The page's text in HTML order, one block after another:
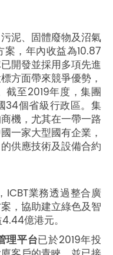
泥、固體廢物及沼氣
，年內收益為10.87
開發並採用多項先進
方面帶來競爭優勢，
截至2019年度，集團
34個省級行政區。集
機，尤其在一帶一路
一家大型國有企業，
供應技術及設備合約
ICBT業務透過整合廣
，協助建立綠色及智
億港元。
理平台已於2019年投